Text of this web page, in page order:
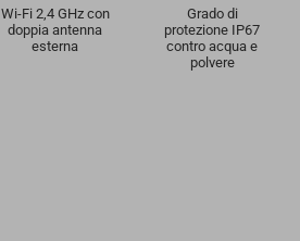
Wi-Fi 2,4 GHz con
doppia antenna
esterna
Grado di
protezione IP67
contro acqua e
polvere